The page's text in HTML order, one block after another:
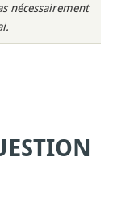
nécessairement